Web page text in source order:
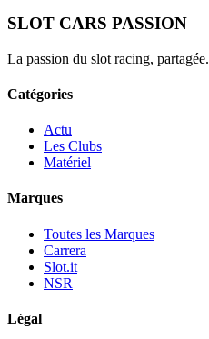
SLOT CARS PASSION
La passion du slot racing, partagée.
Catégories
Actu
Les Clubs
Matériel
Marques
Toutes les Marques
Carrera
Slot.it
NSR
Légal